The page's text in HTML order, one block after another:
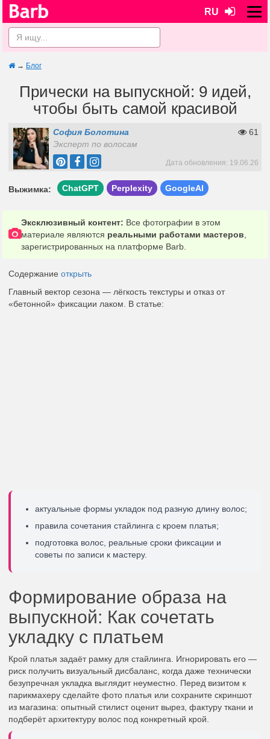
RU
→ Блог
Прически на выпускной: 9 идей,
чтобы быть самой красивой
София Болотина
Эксперт по волосам
Дата обновления: 19.06.26
61
Выжимка: ChatGPT Perplexity GoogleAI
Эксклюзивный контент: Все фотографии в этом
материале являются реальными работами мастеров
зарегистрированных на платформе Barb.
Содержание открыть
Главный вектор сезона — лёгкость текстуры и отказ от
«бетонной» фиксации лаком. В статье:
актуальные формы укладок под разную длину волос;
правила сочетания стайлинга с кроем платья;
подготовка волос, реальные сроки фиксации и
советы по записи к мастеру.
Формирование образа на
выпускной: Как сочетать
укладку с платьем
Крой платья задаёт рамку для стайлинга. Игнорировать его —
риск получить визуальный дисбаланс, когда даже технически
безупречная укладка выглядит неуместно. Перед визитом к
парикмахеру сделайте фото платья или сохраните скриншот
из магазина: опытный стилист оценит вырез, фактуру ткани и
подберёт архитектуру волос под конкретный крой.